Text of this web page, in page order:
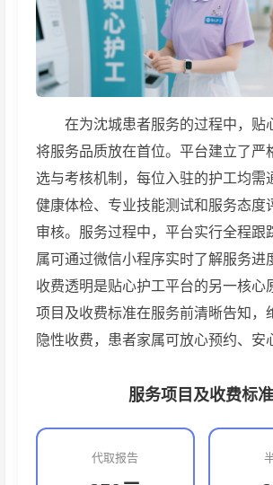
在为沈城患者服务的过程中，贴
将服务品质放在首位。平台建立了严
选与考核机制，每位入驻的护工均需
健康体检、专业技能测试和服务态度
审核。服务过程中，平台实行全程跟
属可通过微信小程序实时了解服务进
收费透明是贴心护工平台的另一核心
项目及收费标准在服务前清晰告知，
隐性收费，患者家属可放心预约、安
服务项目及收费标准
代取报告